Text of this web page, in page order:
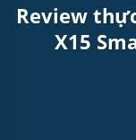
Review
X15